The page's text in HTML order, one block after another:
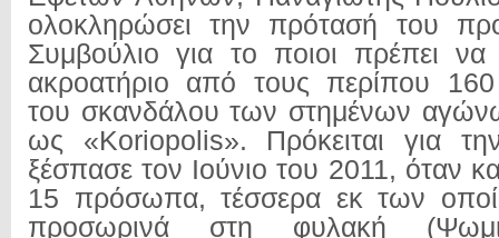
ολοκληρώσει την πρότασή του
Συμβούλιο για το ποιοι πρέπει
ακροατήριο από τους περίπου 160
του σκανδάλου των στημένων
ως «Koriopolis». Πρόκειται για
ξέσπασε τον Ιούνιο του 2011, όταν
15 πρόσωπα, τέσσερα εκ των
προσωρινά στη φυλακή